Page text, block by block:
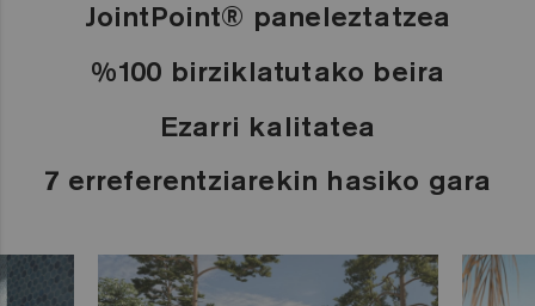
JointPoint® paneleztatzea
%100 birziklatutako beira
Ezarri kalitatea
7 erreferentziarekin hasiko gara